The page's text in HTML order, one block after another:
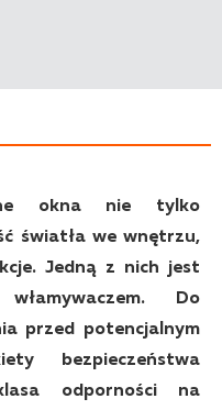
okna nie tylko
światła we wnętrzu,
Jedną z nich jest
Do
przed potencjalnym
bezpieczeństwa
odporności na